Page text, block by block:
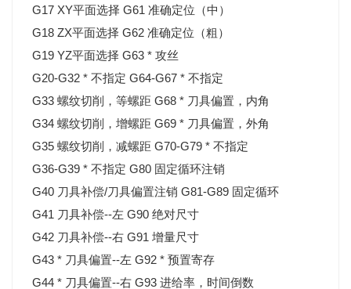
G17 XY平面选择 G61 准确定位（中）
G18 ZX平面选择 G62 准确定位（粗）
G19 YZ平面选择 G63 * 攻丝
G20-G32 * 不指定 G64-G67 * 不指定
G33 螺纹切削，等螺距 G68 * 刀具偏置，内角
G34 螺纹切削，增螺距 G69 * 刀具偏置，外角
G35 螺纹切削，减螺距 G70-G79 * 不指定
G36-G39 * 不指定 G80 固定循环注销
G40 刀具补偿/刀具偏置注销 G81-G89 固定循环
G41 刀具补偿--左 G90 绝对尺寸
G42 刀具补偿--右 G91 增量尺寸
G43 * 刀具偏置--左 G92 * 预置寄存
G44 * 刀具偏置--右 G93 进给率，时间倒数